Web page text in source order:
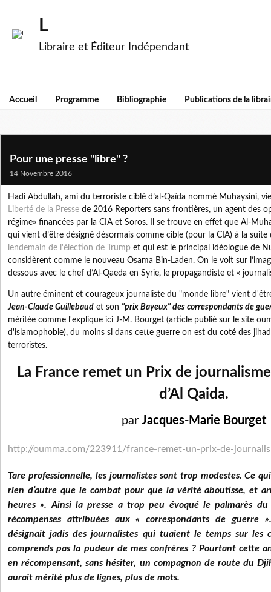
L
Libraire et Éditeur Indépendant
Accueil Programme Bibliographie Publications de la
Pour une presse "libre" ?
14 Novembre 2016
Hadi Abdullah, ami du terroriste ciblé d’al-Qaïda nommé Muhaysini,
Liberté de la Presse de 2016 Reporters sans frontières, un agent des
régime» financées par la CIA et Soros. Il se trouve en effet que Al-
qui vient d’être désigné désormais comme cible (pour la CIA) à la
lendemain de l'élection de Trump et qui est le principal idéologue de
considèrent comme le nouveau Osama Bin-Laden. On le voit sur
dessous avec le chef d’Al-Qaeda en Syrie, le propagandiste et «
Un autre éminent et courageux journaliste du "monde libre" vient
Jean-Claude Guillebaud et son "prix Bayeux" des correspondants de
méritée comme l'explique ici J-M. Bourget (article publié sur le site
d'islamophobie), du moins si dans cette guerre on est du coté des
terroristes.
La France remet un Prix de
d’Al Qaida.
par Jacques-Marie Bourget
http://oumma.com/223911/france-remet-un-prix-de-
Tare professionnelle, les journalistes sont trop modestes. Ce
rien d’autre que le combat pour que la vérité aboutisse, et
heures ». Ainsi la presse a trop peu évoqué le palmarès
récompenses attribuées aux « correspondants de guerre
désignait jadis des journalistes qui tuaient le temps sur les
comprends pas la pudeur de mes confrères ? Pourtant cette
en récompensant, sans hésiter, un compagnon de route du
aurait mérité plus de lignes, plus de mots.